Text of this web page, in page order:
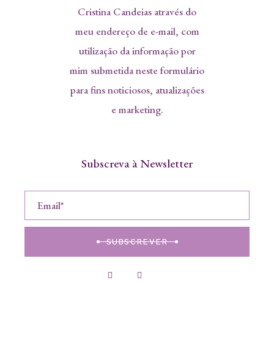
Cristina Candeias através do
meu endereço de e-mail, com
utilização da informação por
mim submetida neste formulário
para fins noticiosos, atualizações
e marketing.
Subscreva à Newsletter
SUBSCREVER